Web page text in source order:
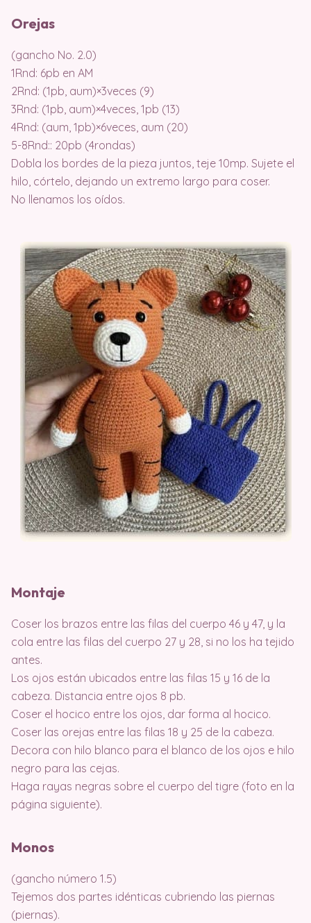
Orejas
(gancho No. 2.0)
1Rnd: 6pb en AM
2Rnd: (1pb, aum)×3veces (9)
3Rnd: (1pb, aum)×4veces, 1pb (13)
4Rnd: (aum, 1pb)×6veces, aum (20)
5-8Rnd:: 20pb (4rondas)
Dobla los bordes de la pieza juntos, teje 10mp. Sujete el
hilo, córtelo, dejando un extremo largo para coser.
No llenamos los oídos.
Montaje
Coser los brazos entre las filas del cuerpo 46 y 47, y la
cola entre las filas del cuerpo 27 y 28, si no los ha tejido
antes.
Los ojos están ubicados entre las filas 15 y 16 de la
cabeza. Distancia entre ojos 8 pb.
Coser el hocico entre los ojos, dar forma al hocico.
Coser las orejas entre las filas 18 y 25 de la cabeza.
Decora con hilo blanco para el blanco de los ojos e hilo
negro para las cejas.
Haga rayas negras sobre el cuerpo del tigre (foto en la
página siguiente).
Monos
(gancho número 1.5)
Tejemos dos partes idénticas cubriendo las piernas
(piernas).